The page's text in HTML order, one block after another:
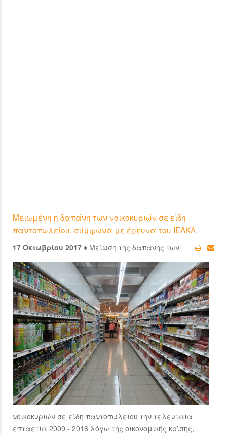
Μειωμένη η δαπάνη των νοικοκυριών σε είδη
παντοπωλείου, σύμφωνα με έρευνα του ΙΕΛΚΑ
17 Οκτωβρίου 2017 ♦ Μείωση της δαπάνης των
νοικοκυριών σε είδη παντοπωλείου την τελευταία
επταετία 2009 - 2016 λόγω της οικονομικής κρίσης,